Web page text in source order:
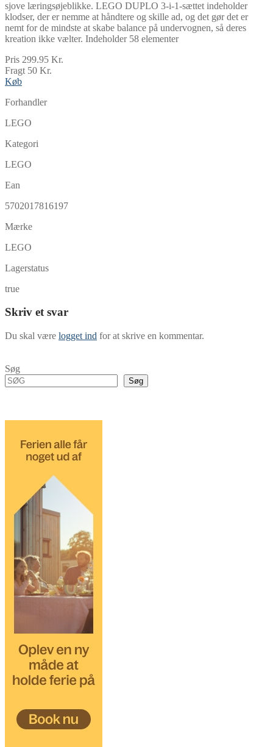
sjove læringsøjeblikke. LEGO DUPLO 3-i-1-sættet indeholder
klodser, der er nemme at håndtere og skille ad, og det gør det er
nemt for de mindste at skabe balance på undervognen, så deres
kreation ikke vælter. Indeholder 58 elementer
Pris 299.95 Kr.
Fragt 50 Kr.
Køb
Forhandler
LEGO
Kategori
LEGO
Ean
5702017816197
Mærke
LEGO
Lagerstatus
true
Skriv et svar
Du skal være logget ind for at skrive en kommentar.
Søg
Søg